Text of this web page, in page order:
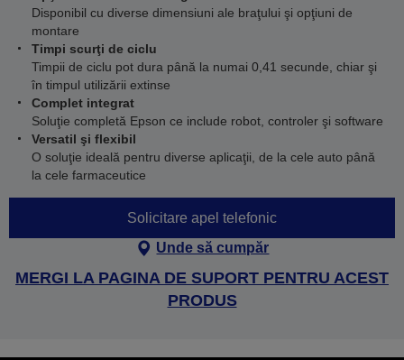
Disponibil cu diverse dimensiuni ale braţului şi opţiuni de
montare
Timpi scurţi de ciclu
Timpii de ciclu pot dura până la numai 0,41 secunde, chiar şi
în timpul utilizării extinse
Complet integrat
Soluţie completă Epson ce include robot, controler şi software
Versatil şi flexibil
O soluţie ideală pentru diverse aplicaţii, de la cele auto până
la cele farmaceutice
Solicitare apel telefonic
Unde să cumpăr
MERGI LA PAGINA DE SUPORT PENTRU ACEST
PRODUS